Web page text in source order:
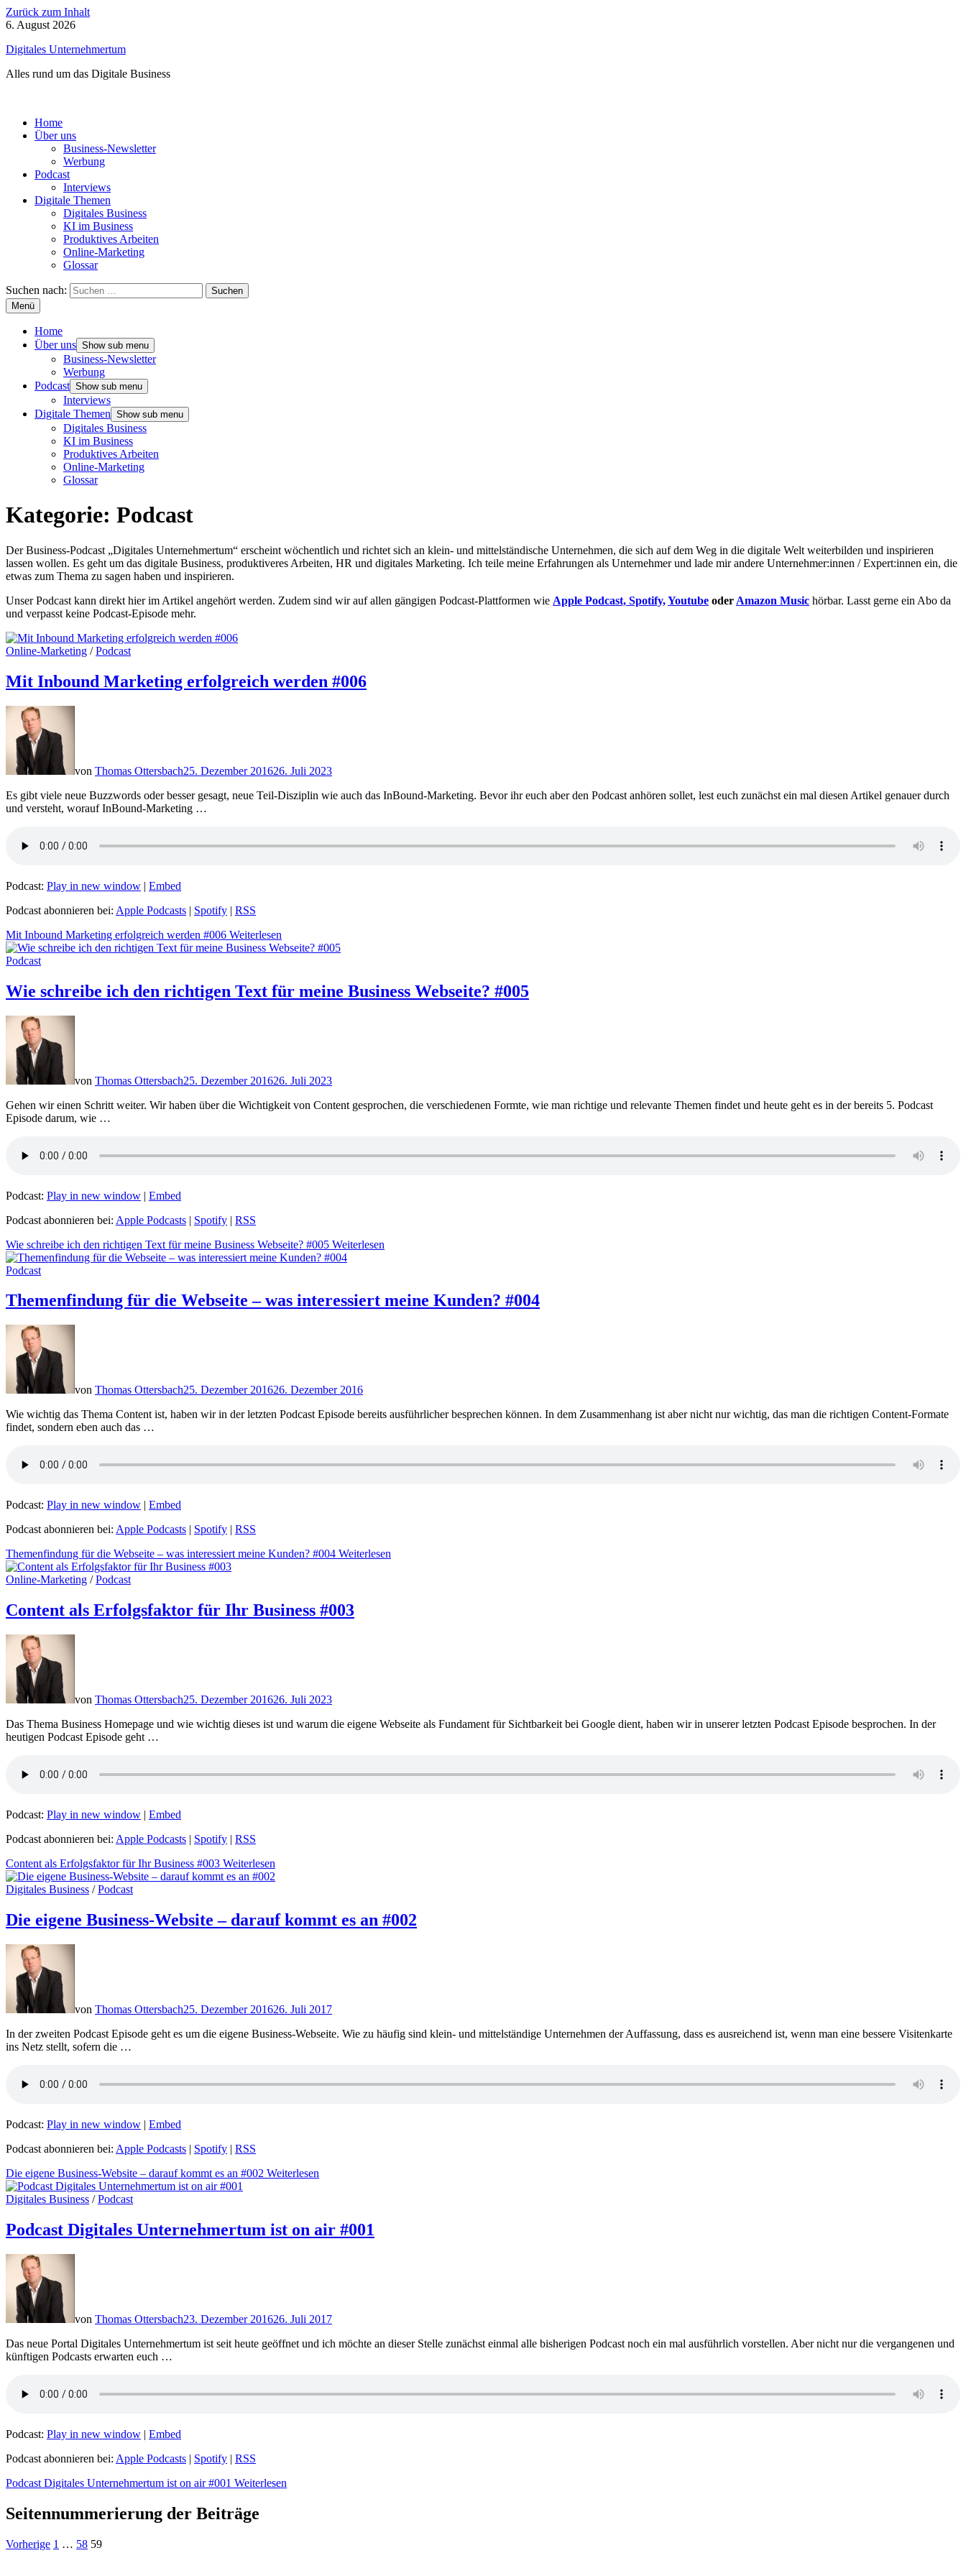
Zurück zum Inhalt
6. August 2026
Digitales Unternehmertum
Alles rund um das Digitale Business
Home
Über uns
Business-Newsletter
Werbung
Podcast
Interviews
Digitale Themen
Digitales Business
KI im Business
Produktives Arbeiten
Online-Marketing
Glossar
Suchen nach:
Menü
Home
Über uns Show sub menu
Business-Newsletter
Werbung
Podcast Show sub menu
Interviews
Digitale Themen Show sub menu
Digitales Business
KI im Business
Produktives Arbeiten
Online-Marketing
Glossar
Kategorie: Podcast
Der Business-Podcast „Digitales Unternehmertum“ erscheint wöchentlich und richtet sich an klein- und mittelständische Unternehmen, die sich auf dem Weg in die digitale Welt weiterbilden und inspirieren
lassen wollen. Es geht um das digitale Business, produktiveres Arbeiten, HR und digitales Marketing. Ich teile meine Erfahrungen als Unternehmer und lade mir andere Unternehmer:innen / Expert:innen ein, die
etwas zum Thema zu sagen haben und inspirieren.
Unser Podcast kann direkt hier im Artikel angehört werden. Zudem sind wir auf allen gängigen Podcast-Plattformen wie Apple Podcast, Spotify,Youtube oder Amazon Music hörbar. Lasst gerne ein Abo da
und verpasst keine Podcast-Episode mehr.
Online-Marketing /Podcast
Mit Inbound Marketing erfolgreich werden #006
von Thomas Ottersbach25. Dezember 201626. Juli 2023
Es gibt viele neue Buzzwords oder besser gesagt, neue Teil-Disziplin wie auch das InBound-Marketing. Bevor ihr euch aber den Podcast anhören sollet, lest euch zunächst ein mal diesen Artikel genauer durch
und versteht, worauf InBound-Marketing …
Podcast: Play in new window | Embed
Podcast abonnieren bei: Apple Podcasts | Spotify | RSS
Mit Inbound Marketing erfolgreich werden #006 Weiterlesen
Podcast
Wie schreibe ich den richtigen Text für meine Business Webseite? #005
von Thomas Ottersbach25. Dezember 201626. Juli 2023
Gehen wir einen Schritt weiter. Wir haben über die Wichtigkeit von Content gesprochen, die verschiedenen Formte, wie man richtige und relevante Themen findet und heute geht es in der bereits 5. Podcast
Episode darum, wie …
Podcast: Play in new window | Embed
Podcast abonnieren bei: Apple Podcasts | Spotify | RSS
Wie schreibe ich den richtigen Text für meine Business Webseite? #005 Weiterlesen
Podcast
Themenfindung für die Webseite – was interessiert meine Kunden? #004
von Thomas Ottersbach25. Dezember 201626. Dezember 2016
Wie wichtig das Thema Content ist, haben wir in der letzten Podcast Episode bereits ausführlicher besprechen können. In dem Zusammenhang ist aber nicht nur wichtig, das man die richtigen Content-Formate
findet, sondern eben auch das …
Podcast: Play in new window | Embed
Podcast abonnieren bei: Apple Podcasts | Spotify | RSS
Themenfindung für die Webseite – was interessiert meine Kunden? #004 Weiterlesen
Online-Marketing /Podcast
Content als Erfolgsfaktor für Ihr Business #003
von Thomas Ottersbach25. Dezember 201626. Juli 2023
Das Thema Business Homepage und wie wichtig dieses ist und warum die eigene Webseite als Fundament für Sichtbarkeit bei Google dient, haben wir in unserer letzten Podcast Episode besprochen. In der
heutigen Podcast Episode geht …
Podcast: Play in new window | Embed
Podcast abonnieren bei: Apple Podcasts | Spotify | RSS
Content als Erfolgsfaktor für Ihr Business #003 Weiterlesen
Digitales Business /Podcast
Die eigene Business-Website – darauf kommt es an #002
von Thomas Ottersbach25. Dezember 201626. Juli 2017
In der zweiten Podcast Episode geht es um die eigene Business-Webseite. Wie zu häufig sind klein- und mittelständige Unternehmen der Auffassung, dass es ausreichend ist, wenn man eine bessere Visitenkarte
ins Netz stellt, sofern die …
Podcast: Play in new window | Embed
Podcast abonnieren bei: Apple Podcasts | Spotify | RSS
Die eigene Business-Website – darauf kommt es an #002 Weiterlesen
Digitales Business /Podcast
Podcast Digitales Unternehmertum ist on air #001
von Thomas Ottersbach23. Dezember 201626. Juli 2017
Das neue Portal Digitales Unternehmertum ist seit heute geöffnet und ich möchte an dieser Stelle zunächst einmal alle bisherigen Podcast noch ein mal ausführlich vorstellen. Aber nicht nur die vergangenen und
künftigen Podcasts erwarten euch …
Podcast: Play in new window | Embed
Podcast abonnieren bei: Apple Podcasts | Spotify | RSS
Podcast Digitales Unternehmertum ist on air #001 Weiterlesen
Seitennummerierung der Beiträge
Vorherige 1 … 58 59